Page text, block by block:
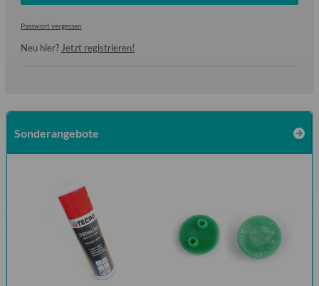
Passwort vergessen
Neu hier? Jetzt registrieren!
Sonderangebote